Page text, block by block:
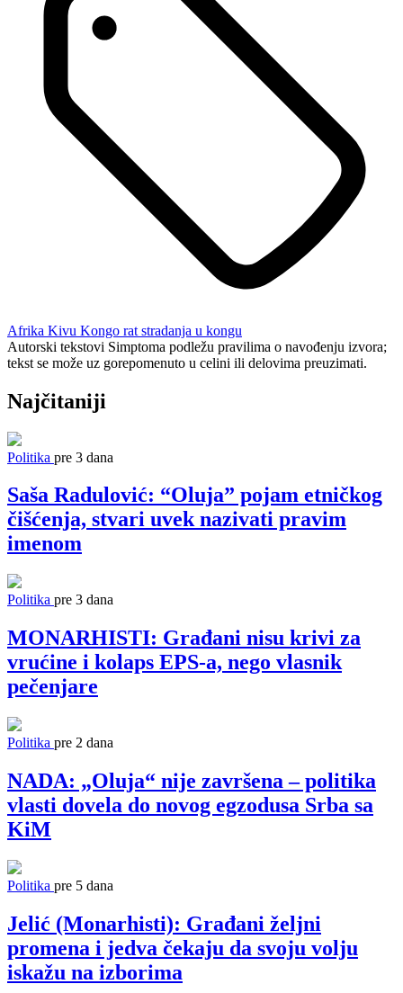
Afrika Kivu Kongo rat stradanja u kongu
Autorski tekstovi Simptoma podležu pravilima o navođenju izvora;
tekst se može uz gorepomenuto u celini ili delovima preuzimati.
Najčitaniji
Politika pre 3 dana
Saša Radulović: “Oluja” pojam etničkog
čišćenja, stvari uvek nazivati pravim
imenom
Politika pre 3 dana
MONARHISTI: Građani nisu krivi za
vrućine i kolaps EPS-a, nego vlasnik
pečenjare
Politika pre 2 dana
NADA: „Oluja“ nije završena – politika
vlasti dovela do novog egzodusa Srba sa
KiM
Politika pre 5 dana
Jelić (Monarhisti): Građani željni
promena i jedva čekaju da svoju volju
iskažu na izborima